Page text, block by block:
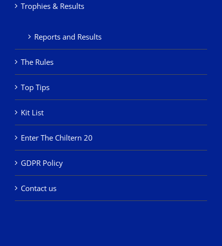
Trophies & Results
Reports and Results
The Rules
Top Tips
Kit List
Enter The Chiltern 20
GDPR Policy
Contact us